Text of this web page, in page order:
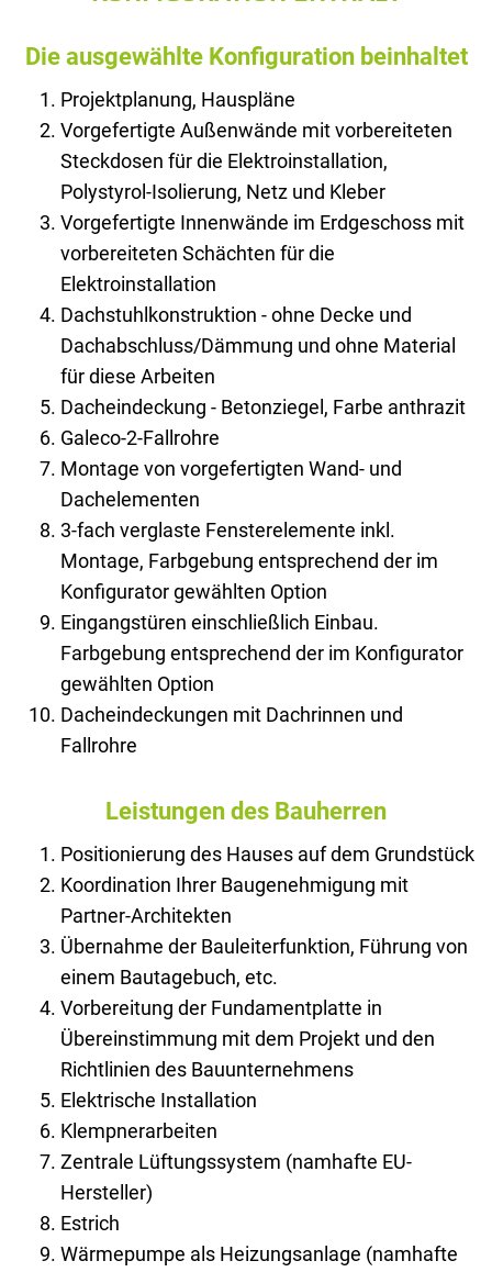
Die ausgewählte Konfiguration beinhaltet
Projektplanung, Hauspläne
Vorgefertigte Außenwände mit vorbereiteten
Steckdosen für die Elektroinstallation,
Polystyrol-Isolierung, Netz und Kleber
Vorgefertigte Innenwände im Erdgeschoss mit
vorbereiteten Schächten für die
Elektroinstallation
Dachstuhlkonstruktion - ohne Decke und
Dachabschluss/Dämmung und ohne Material
für diese Arbeiten
Dacheindeckung - Betonziegel, Farbe anthrazit
Galeco-2-Fallrohre
Montage von vorgefertigten Wand- und
Dachelementen
3-fach verglaste Fensterelemente inkl.
Montage, Farbgebung entsprechend der im
Konfigurator gewählten Option
Eingangstüren einschließlich Einbau.
Farbgebung entsprechend der im Konfigurator
gewählten Option
Dacheindeckungen mit Dachrinnen und
Fallrohre
Leistungen des Bauherren
Positionierung des Hauses auf dem Grundstück
Koordination Ihrer Baugenehmigung mit
Partner-Architekten
Übernahme der Bauleiterfunktion, Führung von
einem Bautagebuch, etc.
Vorbereitung der Fundamentplatte in
Übereinstimmung mit dem Projekt und den
Richtlinien des Bauunternehmens
Elektrische Installation
Klempnerarbeiten
Zentrale Lüftungssystem (namhafte EU-
Hersteller)
Estrich
Wärmepumpe als Heizungsanlage (namhafte